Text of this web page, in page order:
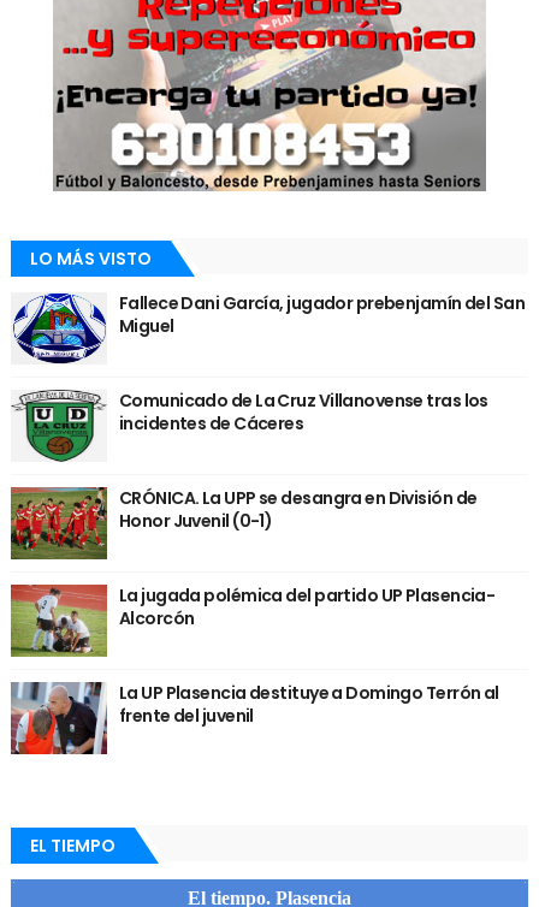
LO MÁS VISTO
Fallece Dani García, jugador prebenjamín del San
Miguel
Comunicado de La Cruz Villanovense tras los
incidentes de Cáceres
CRÓNICA. La UPP se desangra en División de
Honor Juvenil (0-1)
La jugada polémica del partido UP Plasencia-
Alcorcón
La UP Plasencia destituye a Domingo Terrón al
frente del juvenil
EL TIEMPO